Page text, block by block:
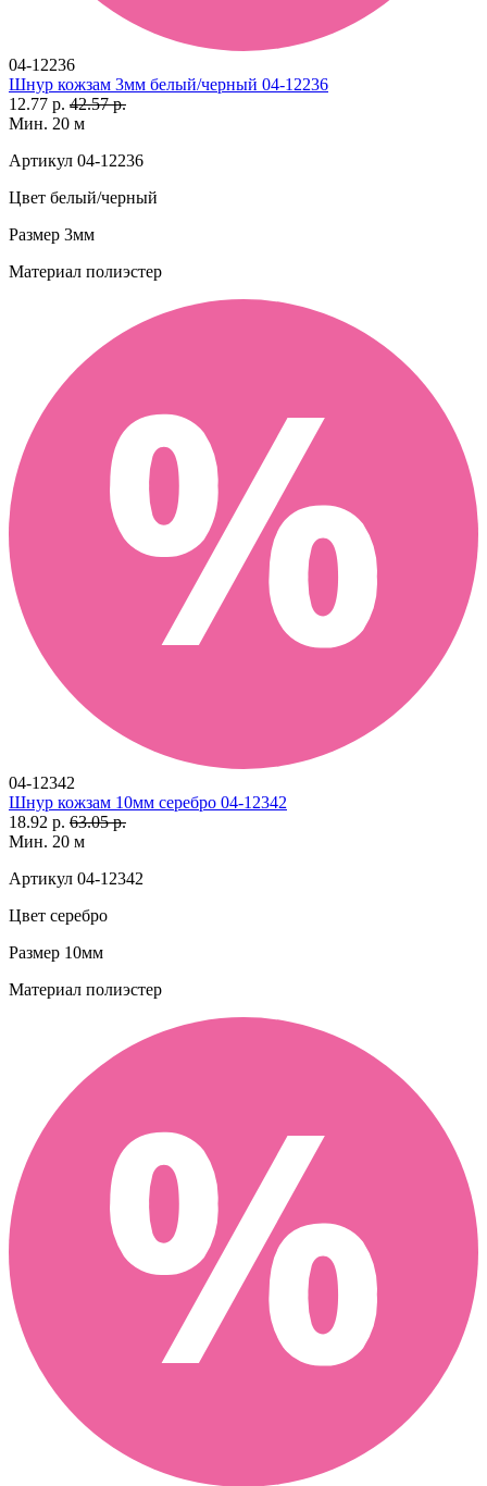
04-12236
Шнур кожзам 3мм белый/черный 04-12236
12.77 р. 42.57 р.
Мин. 20 м
Артикул 04-12236
Цвет белый/черный
Размер 3мм
Материал полиэстер
04-12342
Шнур кожзам 10мм серебро 04-12342
18.92 р. 63.05 р.
Мин. 20 м
Артикул 04-12342
Цвет серебро
Размер 10мм
Материал полиэстер